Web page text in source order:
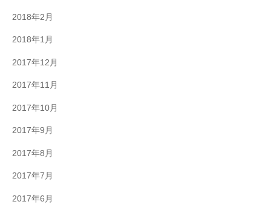
2018年2月
2018年1月
2017年12月
2017年11月
2017年10月
2017年9月
2017年8月
2017年7月
2017年6月